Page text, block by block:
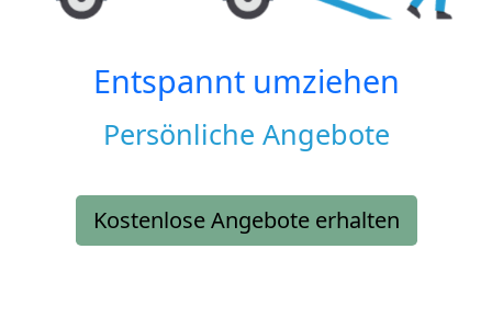
Entspannt umziehen
Persönliche Angebote
Kostenlose Angebote erhalten